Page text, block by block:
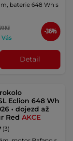
baterie 648 Wh s
Kč
-36%
Detail
Eclion 648 Wh
• dojezd až
RedAKCE
(3)